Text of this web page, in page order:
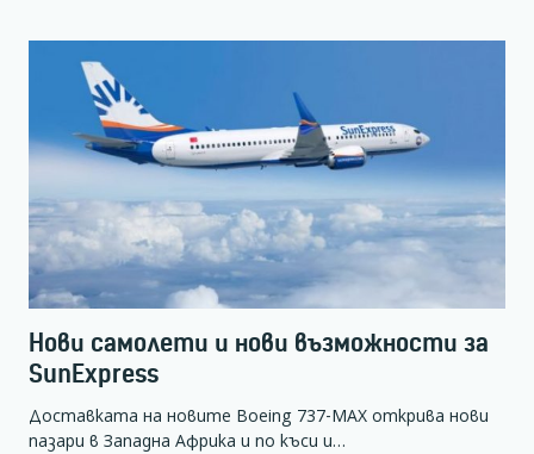
Нови самолети и нови възможности за
SunExpress
Доставката на новите Boeing 737-MAX открива нови
пазари в Западна Африка и по къси и…